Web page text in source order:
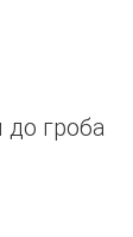
гроба